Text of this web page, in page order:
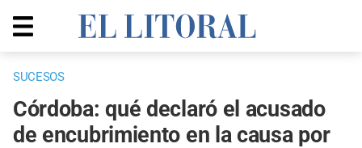
SUCESOS
Córdoba: qué declaró el acusado
de encubrimiento en la causa por